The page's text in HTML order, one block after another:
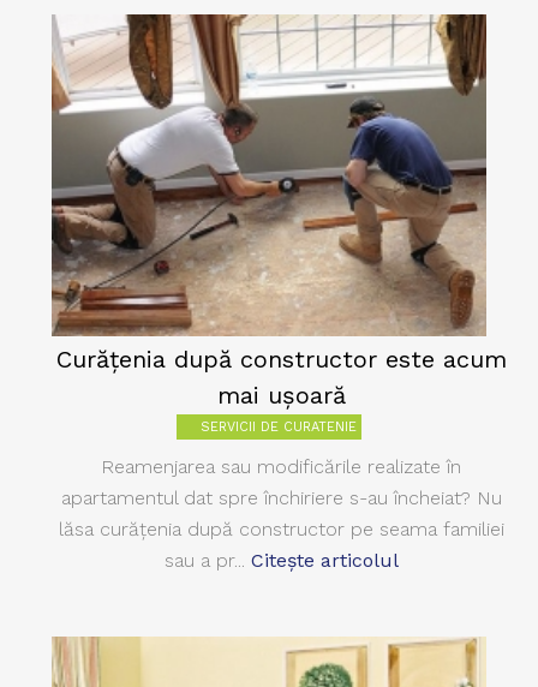
Curăţenia după constructor este acum
mai uşoară
SERVICII DE CURATENIE
Reamenjarea sau modificările realizate în
apartamentul dat spre închiriere s-au încheiat? Nu
lăsa curăţenia după constructor pe seama familiei
sau a pr... Citește articolul